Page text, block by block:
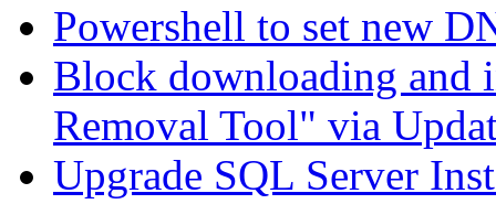
Powershell to set new
Block downloading and
Removal Tool" via
Upgrade SQL Server